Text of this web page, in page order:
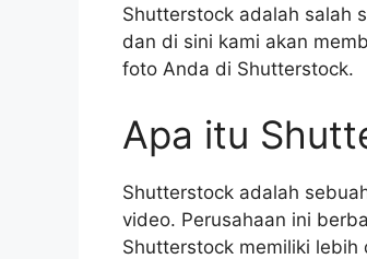
Shutterstock adalah salah
dan di sini kami akan
foto Anda di Shutterstock.
Apa itu
Shutterstock adalah
video. Perusahaan ini
Shutterstock memiliki